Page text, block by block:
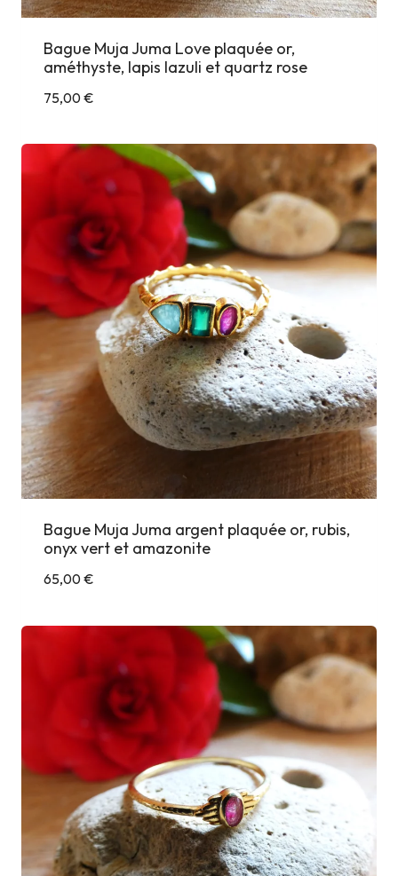
Bague Muja Juma Love plaquée or,
améthyste, lapis lazuli et quartz rose
75,00€
Bague Muja Juma argent plaquée or, rubis,
onyx vert et amazonite
65,00€